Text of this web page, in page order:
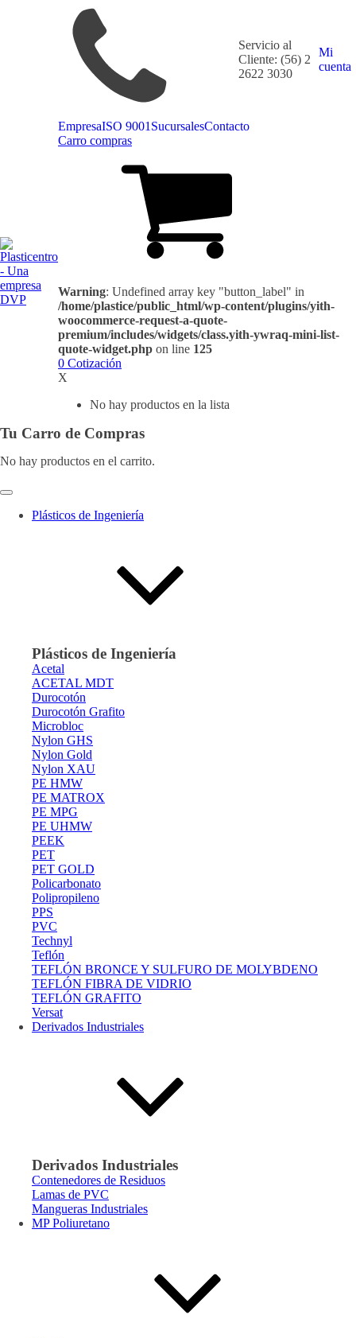
Servicio al
Cliente: (56) 2
2622 3030
Mi
cuenta
EmpresaISO 9001 SucursalesContacto
Carro compras
Warning: Undefined array key "button_label" in
/home/plastice/public_html/wp-content/plugins/yith-
woocommerce-request-a-quote-
premium/includes/widgets/class.yith-ywraq-mini-list-
quote-widget.php on line 125
0 Cotización
X
No hay productos en la lista
Tu Carro de Compras
No hay productos en el carrito.
Plásticos de Ingeniería
Plásticos de Ingeniería
Acetal
ACETAL MDT
Durocotón
Durocotón Grafito
Microbloc
Nylon GHS
Nylon Gold
Nylon XAU
PE HMW
PE MATROX
PE MPG
PE UHMW
PEEK
PET
PET GOLD
Policarbonato
Polipropileno
PPS
PVC
Technyl
Teflón
TEFLÓN BRONCE Y SULFURO DE MOLYBDENO
TEFLÓN FIBRA DE VIDRIO
TEFLÓN GRAFITO
Versat
Derivados Industriales
Derivados Industriales
Contenedores de Residuos
Lamas de PVC
Mangueras Industriales
MP Poliuretano